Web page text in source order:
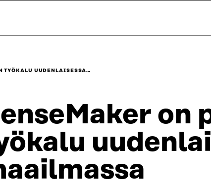
TYÖKALU UUDENLAISESSA…
on